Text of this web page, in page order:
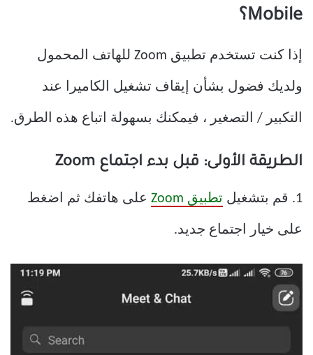
Mobile؟
إذا كنت تستخدم تطبيق Zoom للهاتف المحمول
ولديك فضول بشأن إيقاف تشغيل الكاميرا عند
التكبير / التصغير ، فيمكنك بسهولة اتباع هذه الطرق.
الطريقة الأولى: قبل بدء اجتماع Zoom
1. قم بتشغيل تطبيق Zoom على هاتفك ثم اضغط
على خيار اجتماع جديد.